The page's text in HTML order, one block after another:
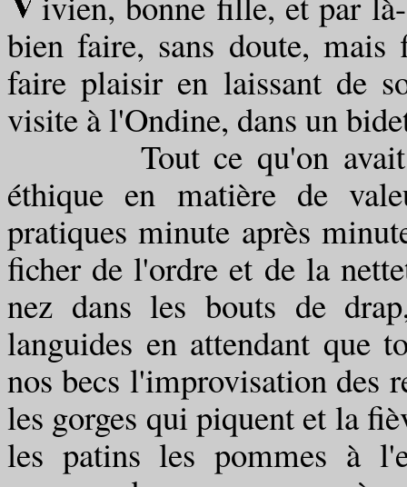
bien faire, sans doute,
faire plaisir en laissant de
visite à l'Ondine, dans un
Tout ce qu'on avait
éthique en matière de
pratiques minute après
ficher de l'ordre et de la
nez dans les bouts de
languides en attendant que
nos becs l'improvisation des
les gorges qui piquent et la
les patins les pommes à